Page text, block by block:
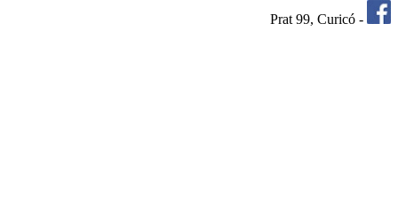
Prat 99, Curicó -